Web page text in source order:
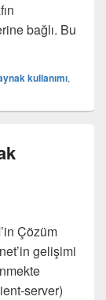
bağlı. Bu
tedarikçi
kullanımı,
Çözüm
gelişimi
server)